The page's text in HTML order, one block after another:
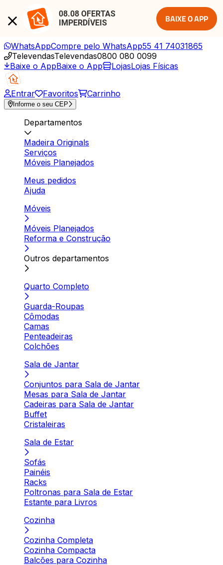
08.08 OFERTAS
IMPERDÍVEIS
BAIXE O APP
WhatsAppCompre pelo WhatsApp55 41 74031865
TelevendasTelevendas0800 080 0099
Baixe o AppBaixe o App LojasLojas Físicas
Entrar Favoritos Carrinho
Informe o seu CEP
Departamentos
Madeira Originals
Serviços
Móveis Planejados
Meus pedidos
Ajuda
Móveis
Móveis Planejados
Reforma e Construção
Outros departamentos
Quarto Completo
Guarda-Roupas
Cômodas
Camas
Penteadeiras
Colchões
Sala de Jantar
Conjuntos para Sala de Jantar
Mesas para Sala de Jantar
Cadeiras para Sala de Jantar
Buffet
Cristaleiras
Sala de Estar
Sofás
Painéis
Racks
Poltronas para Sala de Estar
Estante para Livros
Cozinha
Cozinha Completa
Cozinha Compacta
Balcões para Cozinha